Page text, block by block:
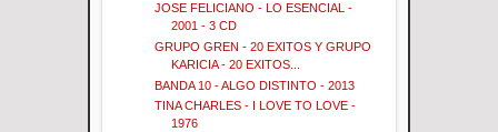
JOSE FELICIANO - LO ESENCIAL -
2001 - 3 CD
GRUPO GREN - 20 EXITOS Y GRUPO
KARICIA - 20 EXITOS...
BANDA 10 - ALGO DISTINTO - 2013
TINA CHARLES - I LOVE TO LOVE -
1976